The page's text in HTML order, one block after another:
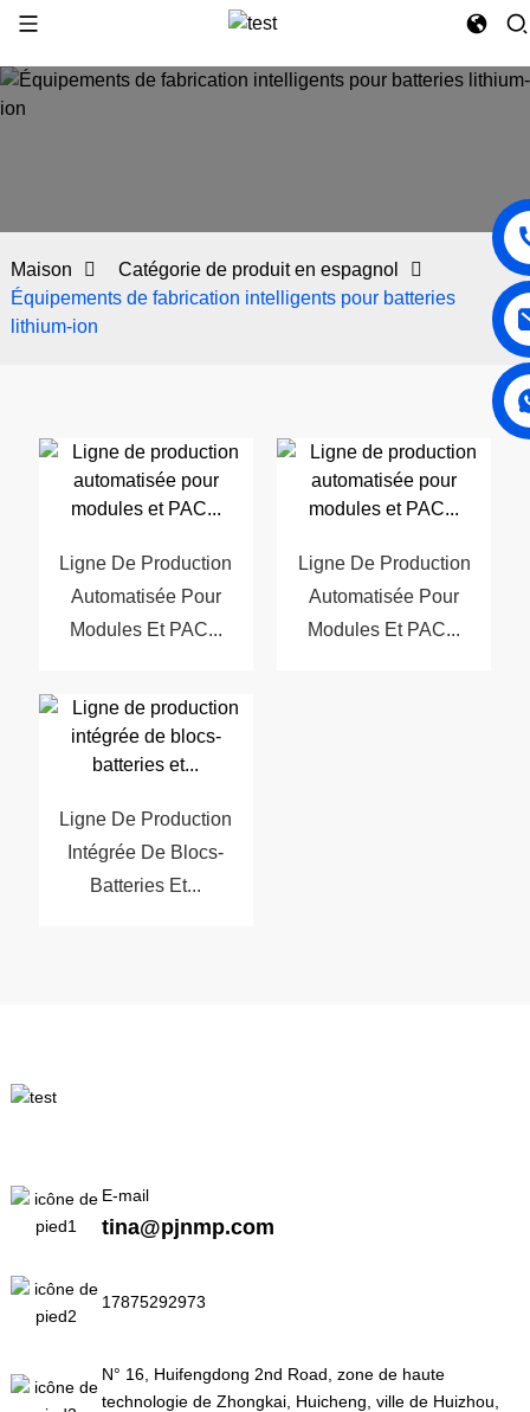
Maison
Catégorie de produit en espagnol
Équipements de fabrication intelligents pour batteries
lithium-ion
Ligne De Production
Automatisée Pour
Modules Et PAC...
Ligne De Production
Automatisée Pour
Modules Et PAC...
Ligne De Production
Intégrée De Blocs-
Batteries Et...
E-mail
tina@pjnmp.com
17875292973
N° 16, Huifengdong 2nd Road, zone de haute
technologie de Zhongkai, Huicheng, ville de Huizhou,